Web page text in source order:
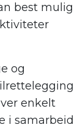
best mulig
og
enkelt
i samarbeid